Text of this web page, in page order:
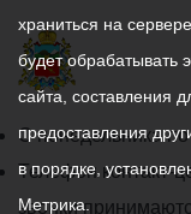
График
работы
администрации
С понедельника
Телефон контакт-
звонки
храниться на
будет обрабатывать
сайта, составления
предоставления
в порядке,
Метрика.